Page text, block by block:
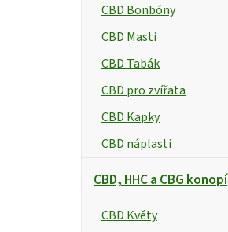
CBD Bonbóny
CBD Masti
CBD Tabák
CBD pro zvířata
CBD Kapky
CBD náplasti
CBD, HHC a CBG konopí
CBD Květy